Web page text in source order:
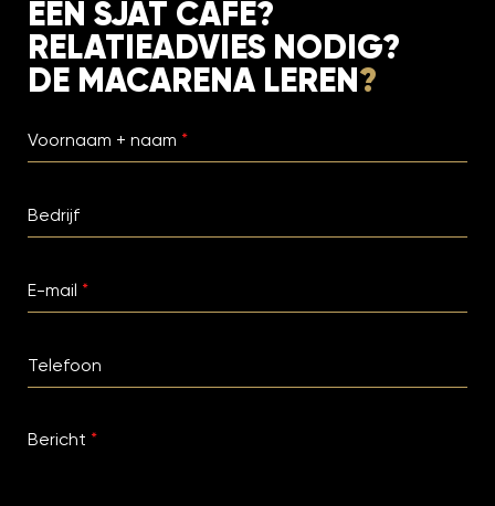
EEN SJAT CAFÉ?
RELATIEADVIES NODIG?
DE MACARENA LEREN?
Voornaam + naam *
Bedrijf
E-mail *
Telefoon
Bericht *